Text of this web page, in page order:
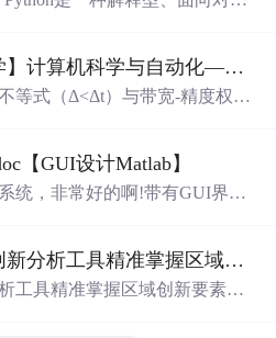
数情况下，是不用考虑运行效
者大批量操作，才会考虑运行
务、自动化运维、图像处理游
Python已经成为最...
【信息科学与工程学】计算机科学与自动化——第八十六篇 各类应用上云计算 01
等式（Δ<Δt）与带宽-精度权
推理用轻量模型。机器人协
障碍物，需用图论（冲突检
云（涉及流体力学、热力学、
上云（涉及动力学、力/位混合
【GUI设计Matlab】
统，非常好的啊!带有GUI界
GUI），非常容易使用。你只
它将立即给出准确的识别结
如何通过区域科技创新分析工具精准掌握区域创新要素分布与产业链融合现状？.docx
工具精准掌握区域创新要素分